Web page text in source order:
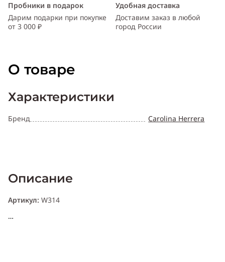
Пробники в подарок
Дарим подарки при покупке
от 3 000 ₽
Удобная доставка
Доставим заказ в любой
город России
О товаре
Характеристики
Бренд Carolina Herrera
Описание
Артикул: W314